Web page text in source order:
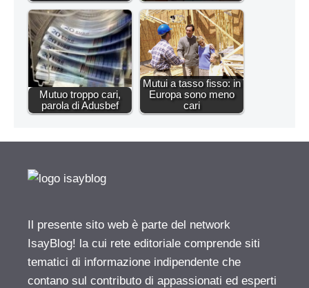
Mutuo troppo cari,
parola di Adusbef
Mutui a tasso fisso: in
Europa sono meno
cari
Il presente sito web è parte del network
IsayBlog! la cui rete editoriale comprende siti
tematici di informazione indipendente che
contano sul contributo di appassionati ed esperti